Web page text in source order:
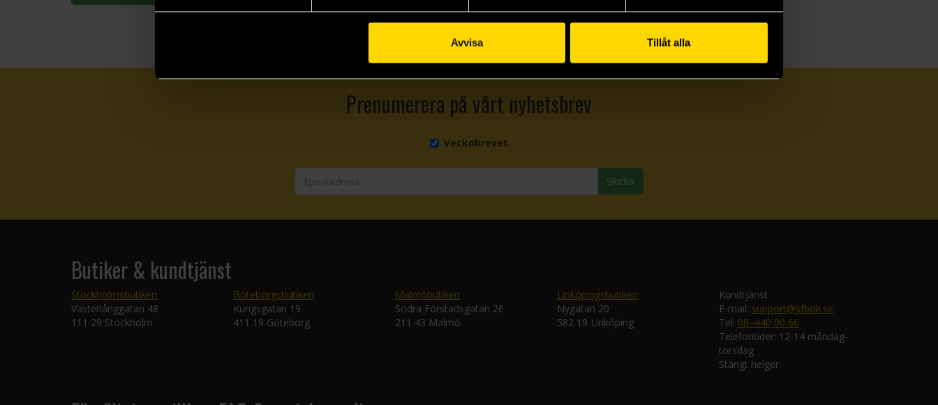
Avvisa Tillåt alla
Prenumerera på vårt nyhetsbrev
Veckobrevet
Skicka
Butiker & kundtjänst
Stockholmsbutiken
Västerlånggatan 48
111 29 Stockholm
Göteborgsbutiken
Kungsgatan 19
411 19 Göteborg
Malmöbutiken
Södra Förstadsgatan 26
211 43 Malmö
Linköpingsbutiken
Nygatan 20
582 19 Linköping
Kundtjänst
E-mail: support@sfbok.se
Tel: 08–440 00 66
Telefontider: 12-14 måndag-
torsdag
Stängt helger